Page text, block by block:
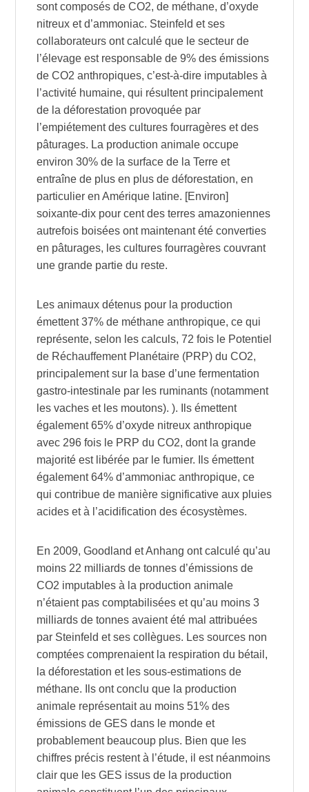
sont composés de CO2, de méthane, d’oxyde
nitreux et d’ammoniac. Steinfeld et ses
collaborateurs ont calculé que le secteur de
l’élevage est responsable de 9% des émissions
de CO2 anthropiques, c’est-à-dire imputables à
l’activité humaine, qui résultent principalement
de la déforestation provoquée par
l’empiétement des cultures fourragères et des
pâturages. La production animale occupe
environ 30% de la surface de la Terre et
entraîne de plus en plus de déforestation, en
particulier en Amérique latine. [Environ]
soixante-dix pour cent des terres amazoniennes
autrefois boisées ont maintenant été converties
en pâturages, les cultures fourragères couvrant
une grande partie du reste.
Les animaux détenus pour la production
émettent 37% de méthane anthropique, ce qui
représente, selon les calculs, 72 fois le Potentiel
de Réchauffement Planétaire (PRP) du CO2,
principalement sur la base d’une fermentation
gastro-intestinale par les ruminants (notamment
les vaches et les moutons). ). Ils émettent
également 65% d’oxyde nitreux anthropique
avec 296 fois le PRP du CO2, dont la grande
majorité est libérée par le fumier. Ils émettent
également 64% d’ammoniac anthropique, ce
qui contribue de manière significative aux pluies
acides et à l’acidification des écosystèmes.
En 2009, Goodland et Anhang ont calculé qu’au
moins 22 milliards de tonnes d’émissions de
CO2 imputables à la production animale
n’étaient pas comptabilisées et qu’au moins 3
milliards de tonnes avaient été mal attribuées
par Steinfeld et ses collègues. Les sources non
comptées comprenaient la respiration du bétail,
la déforestation et les sous-estimations de
méthane. Ils ont conclu que la production
animale représentait au moins 51% des
émissions de GES dans le monde et
probablement beaucoup plus. Bien que les
chiffres précis restent à l’étude, il est néanmoins
clair que les GES issus de la production